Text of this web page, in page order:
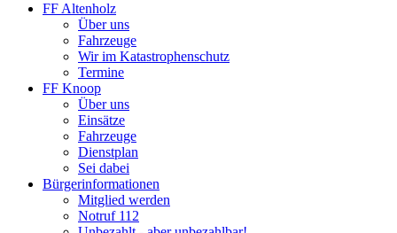
FF Altenholz
Über uns
Fahrzeuge
Wir im Katastrophenschutz
Termine
FF Knoop
Über uns
Einsätze
Fahrzeuge
Dienstplan
Sei dabei
Bürgerinformationen
Mitglied werden
Notruf 112